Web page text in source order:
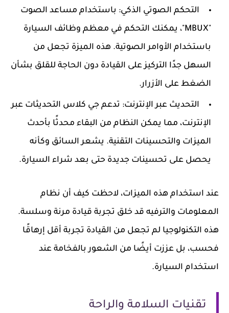
التحكم الصوتي الذكي: باستخدام مساعد الصوت
"MBUX"، يمكنك التحكم في معظم وظائف السيارة
باستخدام الأوامر الصوتية. هذه الميزة تجعل من
السهل جدًا التركيز على القيادة دون الحاجة للقلق بشأن
الضغط على الأزرار.
التحديث عبر الإنترنت: تدعم جي كلاس التحديثات عبر
الإنترنت، مما يمكن النظام من البقاء محدثًا بأحدث
الميزات والتحسينات التقنية. يشعر السائق وكأنه
يحصل على تحسينات جديدة حتى بعد شراء السيارة.
عند استخدام هذه الميزات، لاحظت كيف أن نظام
المعلومات والترفيه قد خلق تجربة قيادة مرنة وسلسة.
هذه التكنولوجيا لم تجعل من القيادة تجربة أقل إرهاقًا
فحسب، بل عززت أيضًا من الشعور بالفخامة عند
استخدام السيارة.
تقنيات السلامة والراحة